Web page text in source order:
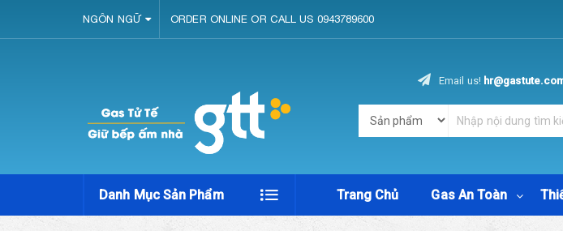
NGÔN NGỮ ORDER ONLINE OR CALL US 0943789600
Email us!
Danh Mục Sản Phẩm Trang Chủ Gas An Toàn